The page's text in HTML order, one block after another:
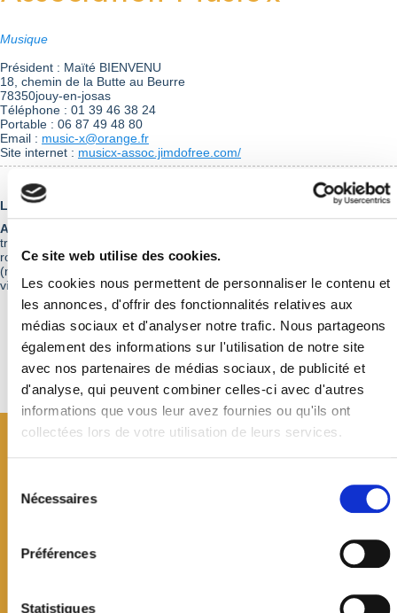
Ce site web utilise des cookies.
Les cookies nous permettent de personnaliser le contenu et
les annonces, d'offrir des fonctionnalités relatives aux
médias sociaux et d'analyser notre trafic. Nous partageons
également des informations sur l'utilisation de notre site
avec nos partenaires de médias sociaux, de publicité et
d'analyse, qui peuvent combiner celles-ci avec d'autres
informations que vous leur avez fournies ou qu'ils ont
collectées lors de votre utilisation de leurs services.
consentement
Nécessaires
Préférences
Statistiques
Musique
Président : Maïté BIENVENU
18, chemin de la Butte au Beurre
78350jouy-en-josas
Téléphone : 01 39 46 38 24
Portable : 06 87 49 48 80
Email : music-x@orange.fr
Site internet : musicx-assoc.jimdofree.com/
Lieu d’activités :
Activités proposées :
traditionnels à bourdon comme la cornemuse et surtout la vielle à
roue, à travers toutes les époques et les différents répertoires
(médiéval, renaissance, baroque, traditionnel, folklorique)- Ateliers de
violon folklorique traditionnel.
Retour à la liste